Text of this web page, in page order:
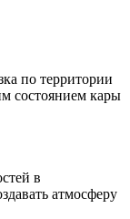
по территории
состоянием кары
в
атмосферу